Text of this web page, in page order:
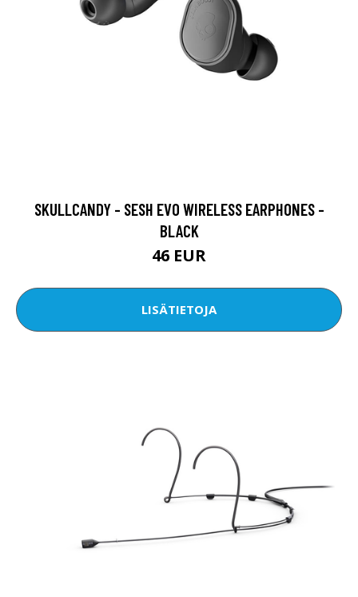
SKULLCANDY - SESH EVO WIRELESS EARPHONES -
BLACK
46 EUR
LISÄTIETOJA